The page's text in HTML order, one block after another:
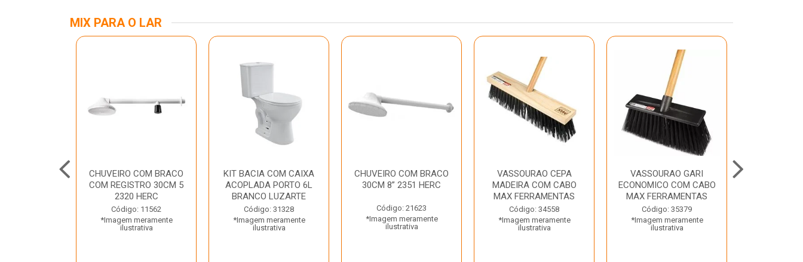
MIX PARA O LAR
CHUVEIRO COM BRACO
COM REGISTRO 30CM 5
2320 HERC
Código: 11562
*Imagem meramente
ilustrativa
KIT BACIA COM CAIXA
ACOPLADA PORTO 6L
BRANCO LUZARTE
Código: 31328
*Imagem meramente
ilustrativa
CHUVEIRO COM BRACO
30CM 8” 2351 HERC
Código: 21623
*Imagem meramente
ilustrativa
VASSOURAO CEPA
MADEIRA COM CABO
MAX FERRAMENTAS
Código: 34558
*Imagem meramente
ilustrativa
VASSOURAO GARI
ECONOMICO COM CABO
MAX FERRAMENTAS
Código: 35379
*Imagem meramente
ilustrativa